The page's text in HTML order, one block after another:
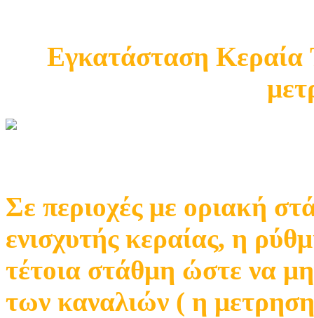
Εγκατάσταση Κεραία
Σε περιοχές με οριακή
ενισχυτής κεραίας, η
τέτοια στάθμη ώστε να
των καναλιών ( η μετρηση